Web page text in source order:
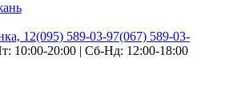
12(095) 589-03-97(067) 589-03-
10:00-20:00 | Сб-Нд: 12:00-18:00